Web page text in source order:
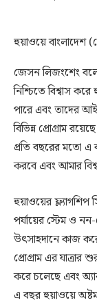
হুয়াওয়ে বাংলাদেশ
জেসন লিজংশেং
নিশ্চিতে বিশ্বাস
পারে এবং তাদের
বিভিন্ন প্রোগ্রাম
প্রতি বছরের মতো এ
করবে এবং আমার
হুয়াওয়ের ফ্ল্যাগশিপ
পর্যায়ের স্টেম ও
উৎসাহদানে কাজ
প্রোগ্রাম এর
করে চলেছে এবং
এ বছর হুয়াওয়ে